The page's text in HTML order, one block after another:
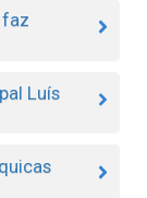
faz
Luís